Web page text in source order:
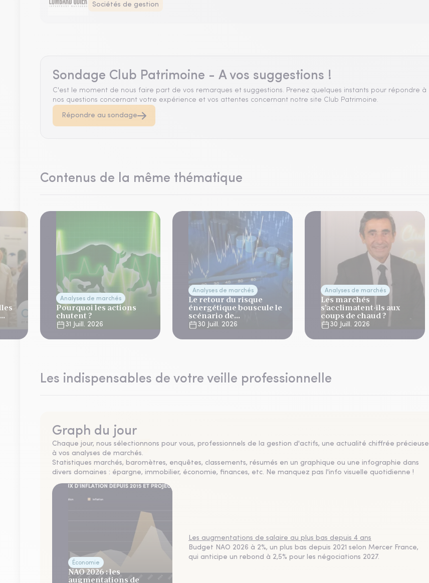
Sociétés de gestion
Sondage Club Patrimoine - A vos suggestions !
C'est le moment de nous faire part de vos remarques et suggestions. Prenez quelques instants pour répondre à
nos questions concernant votre expérience et vos attentes concernant notre site Club Patrimoine.
Répondre au sondage
Contenus de la même thématique
Analyses de marchés
Pourquoi les actions
chutent ?
31 Juill. 2026
Analyses de marchés
Le retour du risque
énergétique bouscule le
scénario de
normalisation
30 Juill. 2026
Analyses de marchés
Les marchés
s’acclimatent-ils aux
coups de chaud ?
30 Juill. 2026
Les indispensables de votre veille professionnelle
Graph du jour
Chaque jour, nous sélectionnons pour vous, professionnels de la gestion d'actifs, une actualité chiffrée précieuse
à vos analyses de marchés.
Statistiques marchés, baromètres, enquêtes, classements, résumés en un graphique ou une infographie dans
divers domaines : épargne, immobilier, économie, finances, etc. Ne manquez pas l'info visuelle quotidienne !
Économie
NAO 2026 : les
augmentations de
Les augmentations de salaire au plus bas depuis 4 ans
Budget NAO 2026 à 2%, un plus bas depuis 2021 selon Mercer France,
qui anticipe un rebond à 2,5% pour les négociations 2027.